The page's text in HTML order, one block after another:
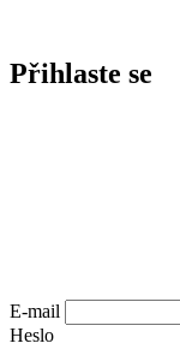
Přihlaste se
E-mail
Heslo